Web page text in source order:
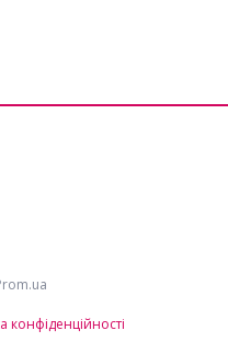
конфіденційності